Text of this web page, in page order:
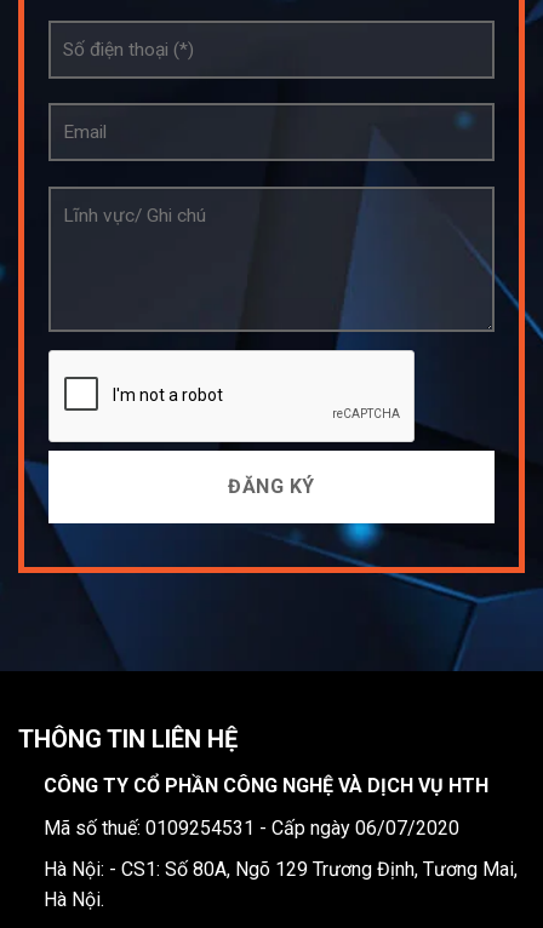
THÔNG TIN LIÊN HỆ
CÔNG TY CỔ PHẦN CÔNG NGHỆ VÀ DỊCH VỤ HTH
Mã số thuế: 0109254531 - Cấp ngày 06/07/2020
Hà Nội: - CS1: Số 80A, Ngõ 129 Trương Định, Tương Mai,
Hà Nội.